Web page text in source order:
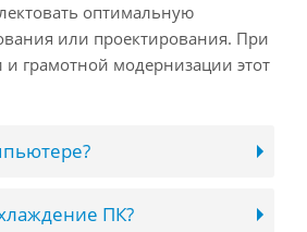
оптимальную
или проектирования. При
грамотной модернизации этот
ПК?